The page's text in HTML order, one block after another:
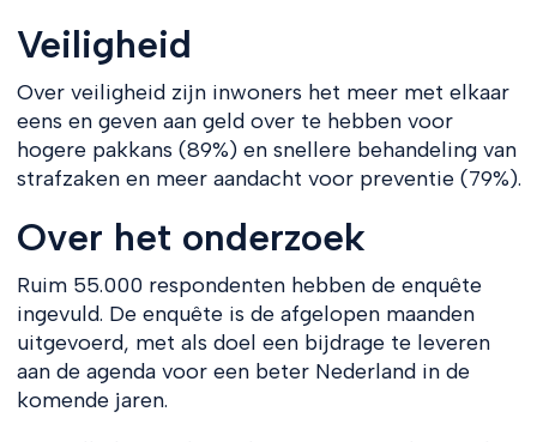
Veiligheid
Over veiligheid zijn inwoners het meer met elkaar
eens en geven aan geld over te hebben voor
hogere pakkans (89%) en snellere behandeling van
strafzaken en meer aandacht voor preventie (79%).
Over het onderzoek
Ruim 55.000 respondenten hebben de enquête
ingevuld. De enquête is de afgelopen maanden
uitgevoerd, met als doel een bijdrage te leveren
aan de agenda voor een beter Nederland in de
komende jaren.